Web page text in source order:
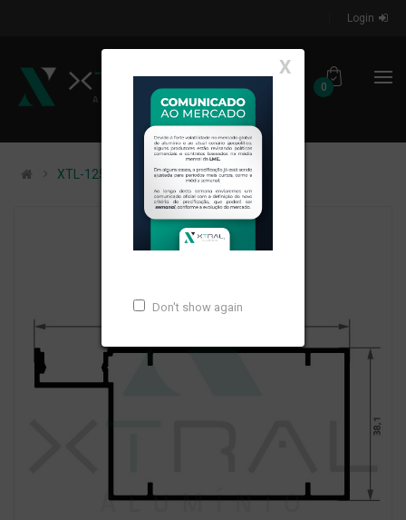
Login
0
X
Don't show again
XTL-1254 - PESO LINEAR: 0,844kg/m